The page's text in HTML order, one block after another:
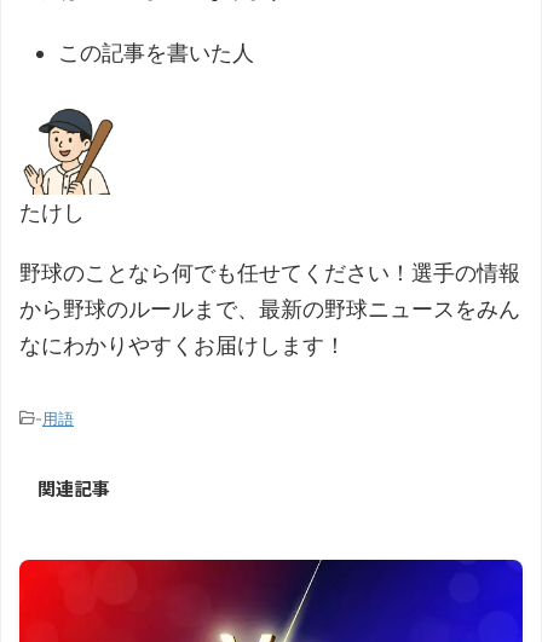
この記事を書いた人
たけし
野球のことなら何でも任せてください！選手の情報
から野球のルールまで、最新の野球ニュースをみん
なにわかりやすくお届けします！
-用語
関連記事